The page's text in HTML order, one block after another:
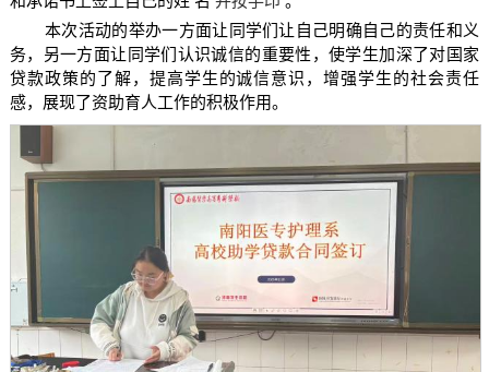
本次活动的举办一方面让同学们让自己明确自己的责任和义
务，另一方面让同学们认识诚信的重要性，使学生加深了对国家
贷款政策的了解，提高学生的诚信意识，增强学生的社会责任
感，展现了资助育人工作的积极作用。